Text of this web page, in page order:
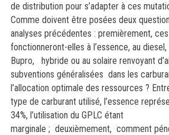
de distribution pour s’adapter à ces
Comme doivent être posées deux
analyses précédentes : premièrement,
fonctionneront-elles à l’essence, au diesel,
Bupro, hybride ou au solaire renvoyant
subventions généralisées dans les
l’allocation optimale des ressources ?
type de carburant utilisé, l’essence
34%, l’utilisation du GPLC étant
marginale ; deuxièmement, comment